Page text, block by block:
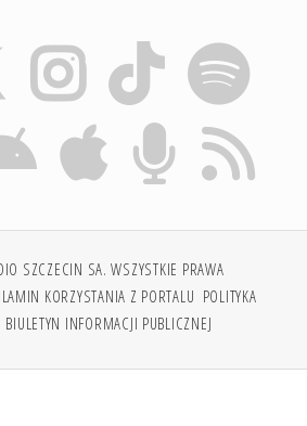
SZCZECIN SA. WSZYSTKIE PRAWA
KORZYSTANIA Z PORTALU POLITYKA
BIULETYN INFORMACJI PUBLICZNEJ